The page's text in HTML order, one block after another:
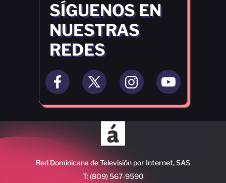
SÍGUENOS EN
NUESTRAS
REDES
Red Dominicana de Televisión por Internet, SAS
T: (809) 567-9590